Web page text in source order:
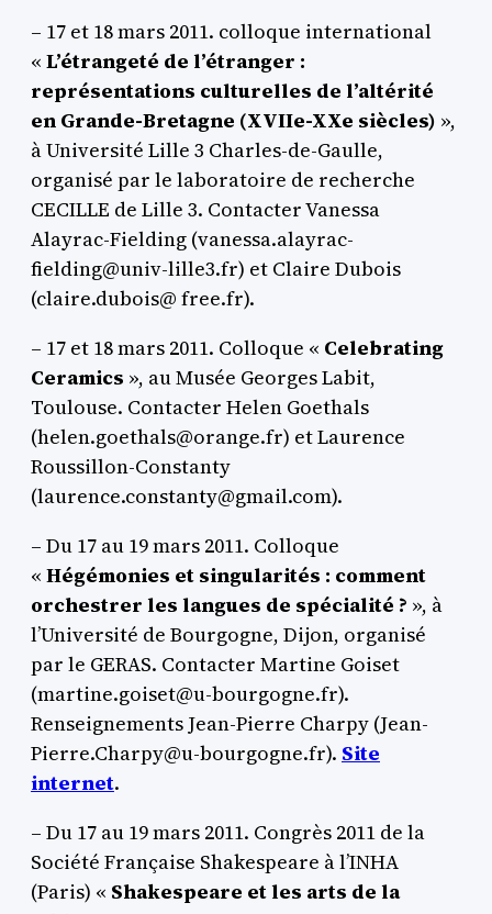
– 17 et 18 mars 2011. colloque international
« L’étrangeté de l’étranger :
représentations culturelles de l’altérité
en Grande-Bretagne (XVIIe-XXe siècles) »,
à Université Lille 3 Charles-de-Gaulle,
organisé par le laboratoire de recherche
CECILLE de Lille 3. Contacter Vanessa
Alayrac-Fielding (vanessa.alayrac-
fielding@univ-lille3.fr) et Claire Dubois
(claire.dubois@ free.fr).
– 17 et 18 mars 2011. Colloque « Celebrating
Ceramics », au Musée Georges Labit,
Toulouse. Contacter Helen Goethals
(helen.goethals@orange.fr) et Laurence
Roussillon-Constanty
(laurence.constanty@gmail.com).
– Du 17 au 19 mars 2011. Colloque
« Hégémonies et singularités : comment
orchestrer les langues de spécialité ? », à
l’Université de Bourgogne, Dijon, organisé
par le GERAS. Contacter Martine Goiset
(martine.goiset@u-bourgogne.fr).
Renseignements Jean-Pierre Charpy (Jean-
Pierre.Charpy@u-bourgogne.fr). Site
internet.
– Du 17 au 19 mars 2011. Congrès 2011 de la
Société Française Shakespeare à l’INHA
(Paris) « Shakespeare et les arts de la